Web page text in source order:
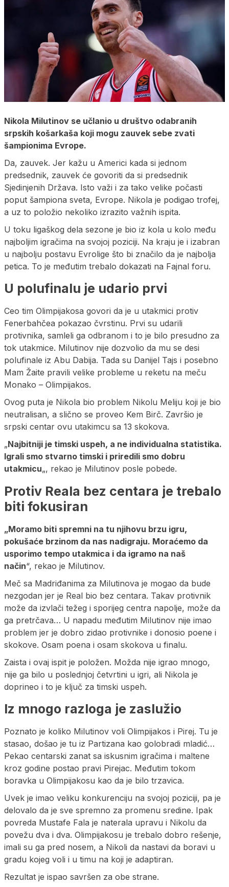
Nikola Milutinov se učlanio u društvo odabranih
srpskih košarkaša koji mogu zauvek sebe zvati
šampionima Evrope.
Da, zauvek. Jer kažu u Americi kada si jednom
predsednik, zauvek će govoriti da si predsednik
Sjedinjenih Država. Isto važi i za tako velike počasti
poput šampiona sveta, Evrope. Nikola je podigao trofej,
a uz to položio nekoliko izrazito važnih ispita.
U toku ligaškog dela sezone je bio iz kola u kolo među
najboljim igračima na svojoj poziciji. Na kraju je i izabran
u najbolju postavu Evrolige što bi značilo da je najbolja
petica. To je međutim trebalo dokazati na Fajnal foru.
U polufinalu je udario prvi
Ceo tim Olimpijakosa govori da je u utakmici protiv
Fenerbahčea pokazao čvrstinu. Prvi su udarili
protivnika, samleli ga odbranom i to je bilo presudno za
tok utakmice. Milutinov nije dozvolio da mu se desi
polufinale iz Abu Dabija. Tada su Danijel Tajs i posebno
Mam Žaite pravili velike probleme u reketu na meču
Monako – Olimpijakos.
Ovog puta je Nikola bio problem Nikolu Meliju koji je bio
neutralisan, a slično se proveo Kem Birč. Završio je
srpski centar ovu utakimcu sa 13 skokova.
„Najbitniji je timski uspeh, a ne individualna statistika.
Igrali smo stvarno timski i priredili smo dobru
utakmicu„, rekao je Milutinov posle pobede.
Protiv Reala bez centara je trebalo
biti fokusiran
„Moramo biti spremni na tu njihovu brzu igru,
pokušaće brzinom da nas nadigraju. Moraćemo da
usporimo tempo utakmica i da igramo na naš
način“, rekao je Milutinov.
Meč sa Madriđanima za Milutinova je mogao da bude
nezgodan jer je Real bio bez centara. Takav protivnik
može da izvlači težeg i sporijeg centra napolje, može da
ga pretrčava… U napadu međutim Milutinov nije imao
problem jer je dobro zidao protivnike i donosio poene i
skokove. Osam poena i osam skokova u finalu.
Zaista i ovaj ispit je položen. Možda nije igrao mnogo,
nije ga bilo u poslednjoj četvrtini u igri, ali Nikola je
doprineo i to je ključ za timski uspeh.
Iz mnogo razloga je zaslužio
Poznato je koliko Milutinov voli Olimpijakos i Pirej. Tu je
stasao, došao je tu iz Partizana kao golobradi mladić…
Pekao centarski zanat sa iskusnim igračima i maltene
kroz godine postao pravi Pirejac. Međutim tokom
boravka u Olimpijakosu kao da je bilo trzavica.
Uvek je imao veliku konkurenciju na svojoj poziciji, pa je
delovalo da je sve spremno za promenu sredine. Ipak
povreda Mustafe Fala je naterala upravu i Nikolu da
povežu dva i dva. Olimpijakosu je trebalo dobro rešenje,
imali su ga pred nosem, a Nikoli da nastavi da boravi u
gradu kojeg voli i u timu na koji je adaptiran.
Rezultat je ispao savršen za obe strane.